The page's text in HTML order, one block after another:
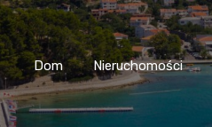
Dom Nieruchomości
Dom Nieruchomości